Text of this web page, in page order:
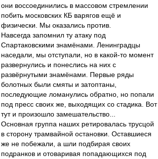
они воссоединились в массовом стремлении
побить московских КБ варягов ещё и
физически. Мы оказались против.
Навсегда запомнил ту атаку под
Спартаковскими знамёнами. Ленинградцы
наседали, мы отступали, но в какой-то момент
развернулись и понеслись на них с
развёрнутыми знамёнами. Первые ряды
болотных были смяты и затоптаны,
последующие ломанулись обратно, но попали
под пресс своих же, выходящих со стадика. Вот
тут и произошло замешательство...
Основная группа наших ретировалась трусцой
в сторону трамвайной остановки. Оставшиеся
же не побежали, а шли подбирая своих
подранков и отоваривая попадающихся под